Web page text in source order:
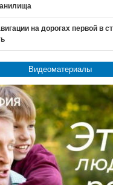
на дорогах первой в
Видеоматериалы